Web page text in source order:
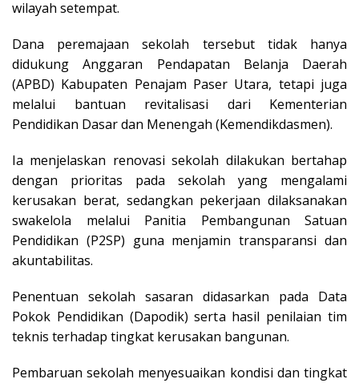
wilayah setempat.
Dana peremajaan sekolah tersebut tidak hanya
didukung Anggaran Pendapatan Belanja Daerah
(APBD) Kabupaten Penajam Paser Utara, tetapi juga
melalui bantuan revitalisasi dari Kementerian
Pendidikan Dasar dan Menengah (Kemendikdasmen).
Ia menjelaskan renovasi sekolah dilakukan bertahap
dengan prioritas pada sekolah yang mengalami
kerusakan berat, sedangkan pekerjaan dilaksanakan
swakelola melalui Panitia Pembangunan Satuan
Pendidikan (P2SP) guna menjamin transparansi dan
akuntabilitas.
Penentuan sekolah sasaran didasarkan pada Data
Pokok Pendidikan (Dapodik) serta hasil penilaian tim
teknis terhadap tingkat kerusakan bangunan.
Pembaruan sekolah menyesuaikan kondisi dan tingkat